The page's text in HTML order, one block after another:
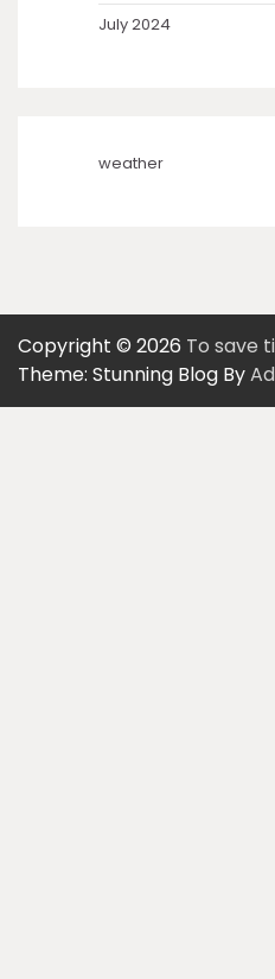
July 2024
weather
Copyright © 2026 To save
Theme: Stunning Blog By